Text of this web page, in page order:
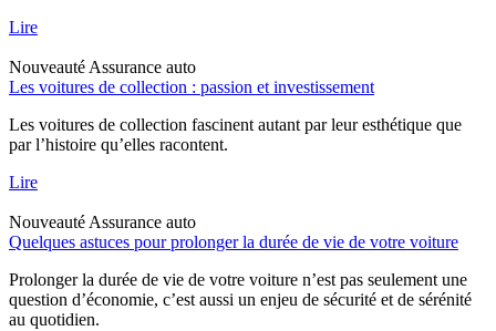
Lire
Nouveauté Assurance auto
Les voitures de collection : passion et investissement
Les voitures de collection fascinent autant par leur esthétique que
par l’histoire qu’elles racontent.
Lire
Nouveauté Assurance auto
Quelques astuces pour prolonger la durée de vie de votre voiture
Prolonger la durée de vie de votre voiture n’est pas seulement une
question d’économie, c’est aussi un enjeu de sécurité et de sérénité
au quotidien.